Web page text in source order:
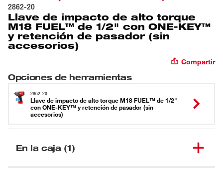
2862-20
Llave de impacto de alto torque
M18 FUEL™ de 1/2" con ONE-KEY™
y retención de pasador (sin
accesorios)
Compartir
Opciones de herramientas
2862-20
Llave de impacto de alto torque M18 FUEL™ de 1/2"
con ONE-KEY™ y retención de pasador (sin
accesorios)
En la caja (1)